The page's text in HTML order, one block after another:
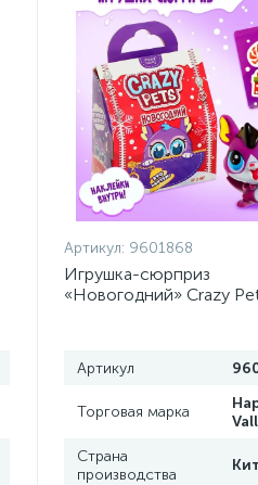
Артикул: 9601868
Игрушка-сюрприз
«Новогодний» Crazy
Артикул
Торговая марка
Страна
производства